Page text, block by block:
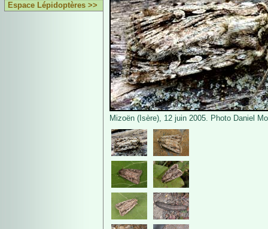
Espace Lépidoptères >>
Mizoën (Isère), 12 juin 2005. Photo Daniel